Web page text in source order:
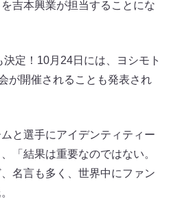
吉本興業が担当することにな
定！10月24日には、ヨシモト
が開催されることも発表され
と選手にアイデンティティー
「結果は重要なのではない。
名言も多く、世界中にファン